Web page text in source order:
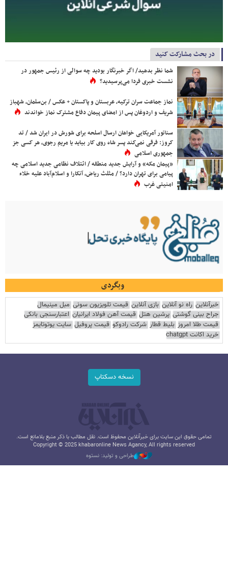
در بحث مشارکت کنید
شما نظر بدهید/ اگر خبرنگار بودید چه سوالی از رئیس جمهور در
نشست خبری فردا می‌پرسیدید؟
نماز جماعت سران ترکیه، عربستان و پاکستان + عکس / بن‌سلمان، شهباز
شریف و اردوغان پس از امضای پیمان دفاع مشترک نماز خواندند
سناتور آمریکایی خواهان ارسال اسلحه برای شورش در ایران شد / تد
کروز: فرقی نمی‌کند پسر شاه روی کار بیاید یا مریم رجوی، هر کسی جز
جمهوری اسلامی
«پیمان مکه» و آرایش جدید منطقه / ائتلاف نظامی جدید اسلامی چه
پیامی برای تهران دارد؟ / مثلث ریاض، آنکارا و اسلام‌آباد علیه خلاء
امنیتی غرب
وبگردی
خبرآنلاین راه نو آنلاین بازی آنلاین قیمت تلویزیون سونی مبل مینیمال
جراح بینی گوشتی پرشین هتل قیمت آهن فولاد ایرانیان اعتبارسنجی بانکی
قیمت طلا امروز بلیط قطار شرکت رادوکو قیمت پروفیل سایت یوتوتایمز
خرید اکانت chatgpt
نسخه دسکتاپ
تمامی حقوق این سایت برای خبرآنلاین محفوظ است. نقل مطالب با ذکر منبع بلامانع است.
Copyright © 2025 khabaronline News Agancy, All rights reserved
طراحی و تولید: نستوه